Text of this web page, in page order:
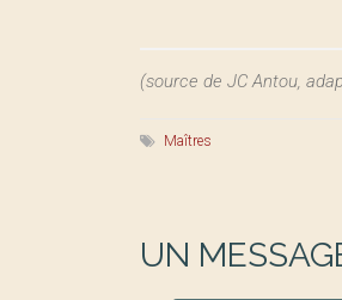
(source de JC Antou,
Maîtres
UN